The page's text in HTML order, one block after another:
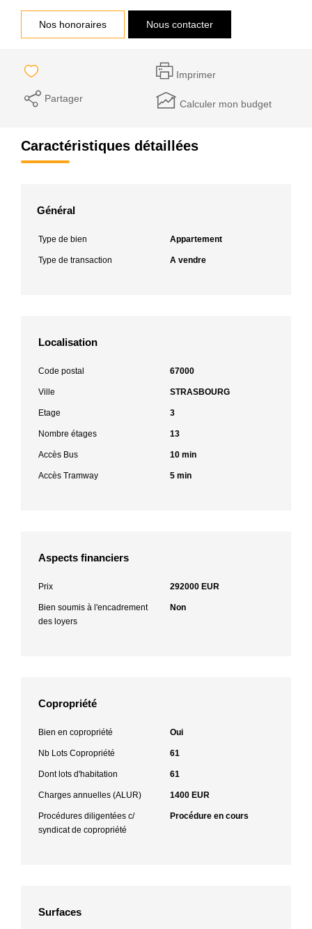
Nos honoraires Nous contacter
Imprimer
Partager Calculer mon budget
Caractéristiques détaillées
Général
Type de bien Appartement
Type de transaction A vendre
Localisation
Code postal 67000
Ville STRASBOURG
Etage 3
Nombre étages 13
Accès Bus 10 min
Accès Tramway 5 min
Aspects financiers
Prix 292000 EUR
Bien soumis à l'encadrement
des loyers
Non
Copropriété
Bien en copropriété Oui
Nb Lots Copropriété 61
Dont lots d'habitation 61
Charges annuelles (ALUR) 1400 EUR
Procédures diligentées c/
syndicat de copropriété
Procédure en cours
Surfaces